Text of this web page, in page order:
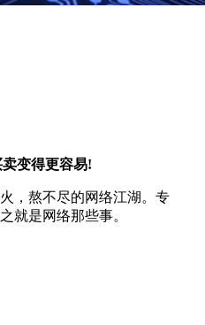
变得更容易!
，熬不尽的网络江湖。专
就是网络那些事。